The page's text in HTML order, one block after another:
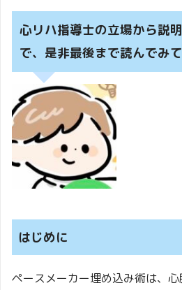
心リハ指導士の立場から説
で、是非最後まで読んでみ
はじめに
ペースメーカー埋め込み術は、